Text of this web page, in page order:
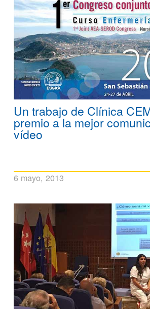
Un trabajo de Clínica
premio a la mejor
vídeo
6 mayo, 2013